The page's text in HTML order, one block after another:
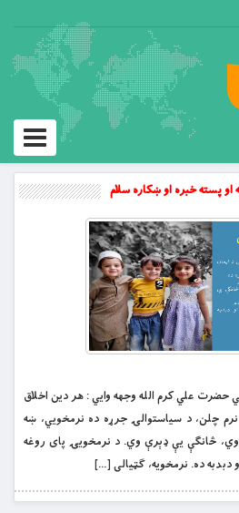
Toggle
او پسته خبره او ښکاره سلام
حضرت علي کرم الله وجهه وايي : هر دین اخلاق
چلن، د سیاستوالۍ جرړه ده نرمخویي، ښه
څانګې یې ډېرې وي. د نرمخویۍ پای روغه
ده. نرمخویه، ګټیالی […]